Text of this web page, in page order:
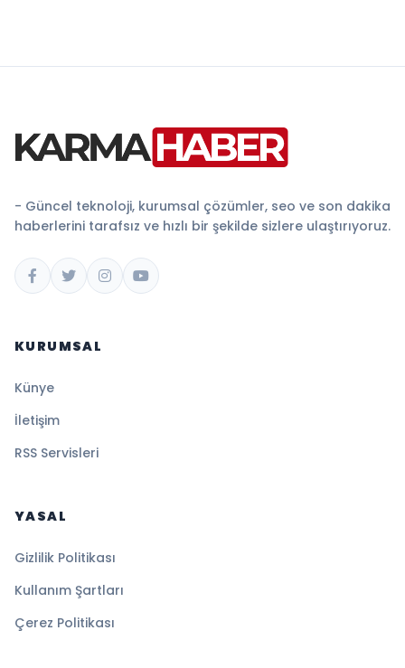
- Güncel teknoloji, kurumsal çözümler, seo ve son dakika
haberlerini tarafsız ve hızlı bir şekilde sizlere ulaştırıyoruz.
KURUMSAL
Künye
İletişim
RSS Servisleri
YASAL
Gizlilik Politikası
Kullanım Şartları
Çerez Politikası